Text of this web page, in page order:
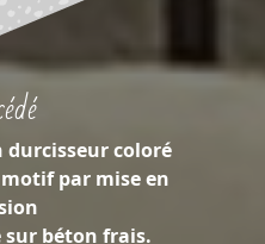
durcisseur coloré
par mise en
sur béton frais.